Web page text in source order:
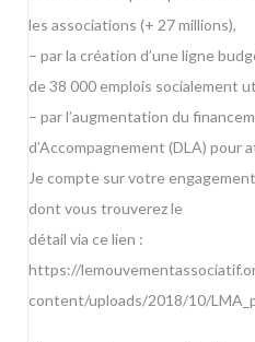
les associations (+ 27 millions),
– par la création d’une ligne
de 38 000 emplois socialement
– par l’augmentation du
d’Accompagnement (DLA) pour
Je compte sur votre
dont vous trouverez le
détail via ce lien :
https://
content/uploads/2018/10/